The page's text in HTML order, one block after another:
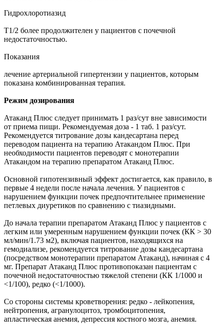
Гидрохлоротиазид
T1/2 более продолжителен у пациентов с почечной
недостаточностью.
Показания
лечение артериальной гипертензии у пациентов, которым
показана комбинированная терапия.
Режим дозирования
Атаканд Плюс следует принимать 1 раз/сут вне зависимости
от приема пищи. Рекомендуемая доза - 1 таб. 1 раз/сут.
Рекомендуется титрование дозы кандесартана перед
переводом пациента на терапию Атакандом Плюс. При
необходимости пациентов переводят с монотерапии
Атакандом на терапию препаратом Атаканд Плюс.
Основной гипотензивный эффект достигается, как правило, в
первые 4 недели после начала лечения. У пациентов с
нарушением функции почек предпочтительнее применение
петлевых диуретиков по сравнению с тиазидными.
До начала терапии препаратом Атаканд Плюс у пациентов с
легким или умеренным нарушением функции почек (КК > 30
мл/мин/1.73 м2), включая пациентов, находящихся на
гемодиализе, рекомендуется титрование дозы кандесартана
(посредством монотерапии препаратом Атаканд), начиная с 4
мг. Препарат Атаканд Плюс противопоказан пациентам с
почечной недостаточностью тяжелой степени (КК 1/1000 и
<1/100), редко (<1/1000).
Со стороны системы кроветворения: редко - лейкопения,
нейтропения, агранулоцитоз, тромбоцитопения,
апластическая анемия, депрессия костного мозга, анемия.